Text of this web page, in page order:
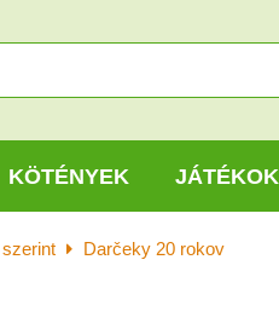
KÖTÉNYEK JÁTÉKOK
Darčeky 20 rokov